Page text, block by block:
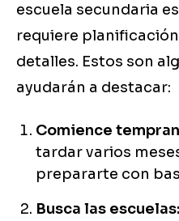
escuela secundaria
requiere
detalles. Estos son
ayudarán a destacar:
Comience
tardar varios
prepararte con
Busca las escuelas: